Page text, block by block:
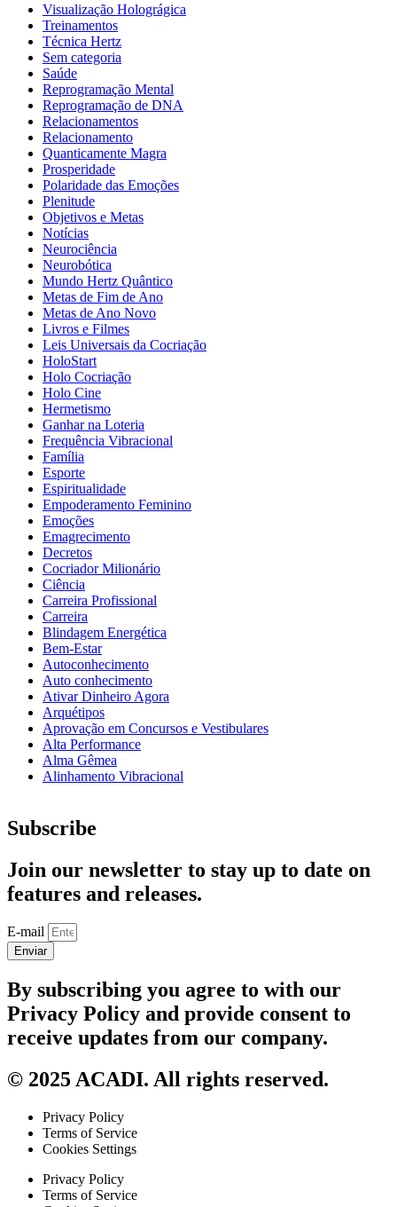
Visualização Holográgica
Treinamentos
Técnica Hertz
Sem categoria
Saúde
Reprogramação Mental
Reprogramação de DNA
Relacionamentos
Relacionamento
Quanticamente Magra
Prosperidade
Polaridade das Emoções
Plenitude
Objetivos e Metas
Notícias
Neurociência
Neurobótica
Mundo Hertz Quântico
Metas de Fim de Ano
Metas de Ano Novo
Livros e Filmes
Leis Universais da Cocriação
HoloStart
Holo Cocriação
Holo Cine
Hermetismo
Ganhar na Loteria
Frequência Vibracional
Família
Esporte
Espiritualidade
Empoderamento Feminino
Emoções
Emagrecimento
Decretos
Cocriador Milionário
Ciência
Carreira Profissional
Carreira
Blindagem Energética
Bem-Estar
Autoconhecimento
Auto conhecimento
Ativar Dinheiro Agora
Arquétipos
Aprovação em Concursos e Vestibulares
Alta Performance
Alma Gêmea
Alinhamento Vibracional
Subscribe
Join our newsletter to stay up to date on
features and releases.
E-mail
Enviar
By subscribing you agree to with our
Privacy Policy and provide consent to
receive updates from our company.
© 2025 ACADI. All rights reserved.
Privacy Policy
Terms of Service
Cookies Settings
Privacy Policy
Terms of Service